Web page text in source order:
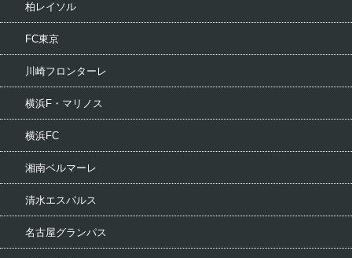
柏レイソル
FC東京
川崎フロンターレ
横浜F・マリノス
横浜FC
湘南ベルマーレ
清水エスパルス
名古屋グランパス